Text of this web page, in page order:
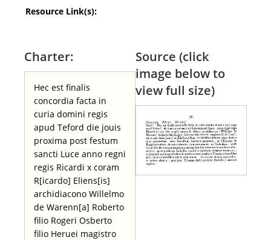
Resource Link(s):
Charter:
Hec est finalis
concordia facta in
curia domini regis
apud Teford die jouis
proxima post festum
sancti Luce anno regni
regis Ricardi x coram
R[icardo] Eliens[is]
archidiacono Willelmo
de Warenn[a] Roberto
filio Rogeri Osberto
filio Heruei magistro
Source (click
image below to
view full size)